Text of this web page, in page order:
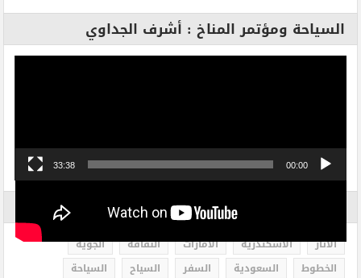
السياحة ومؤتمر المناخ : أشرف الجداوي
00:00
33:38
الاثار الاسكندرية الامارات الثقافة
الجوية
الخطوط
السعودية السفر السياح
السياحة